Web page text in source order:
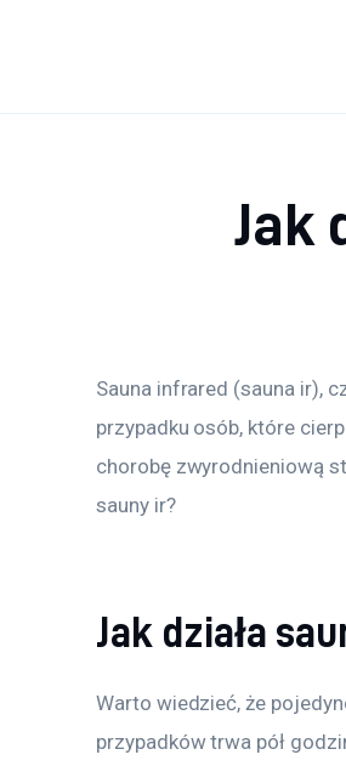
Jak
Sauna infrared (sauna ir),
przypadku osób, które
chorobę zwyrodnieniową
sauny ir?
Jak działa
Warto wiedzieć, że
przypadków trwa pół